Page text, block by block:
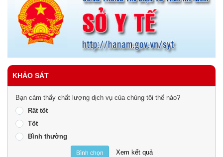
KHẢO SÁT
Bạn cảm thấy chất lượng dịch vụ của chúng tôi thế nào?
Rất tốt
Tốt
Bình thường
Bình chọn Xem kết quả